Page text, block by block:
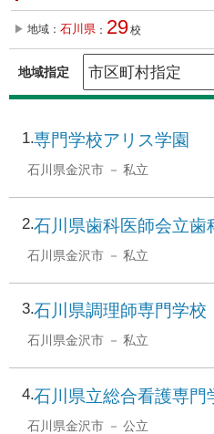
地域： 石川県 ： 29校
地域指定
1 専門学校アリス学園
石川県金沢市 私立
2 石川県歯科医師会立歯
石川県金沢市 私立
3 石川県調理師専門学校
石川県金沢市 私立
4 石川県立総合看護専門
石川県金沢市 公立